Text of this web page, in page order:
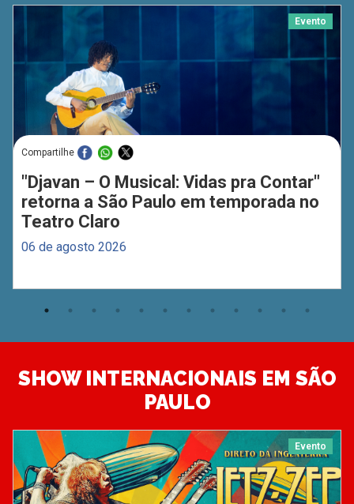
Evento
Compartilhe
"Djavan – O Musical: Vidas pra Contar"
retorna a São Paulo em temporada no
Teatro Claro
06 de agosto 2026
SHOW INTERNACIONAIS EM SÃO
PAULO
Evento